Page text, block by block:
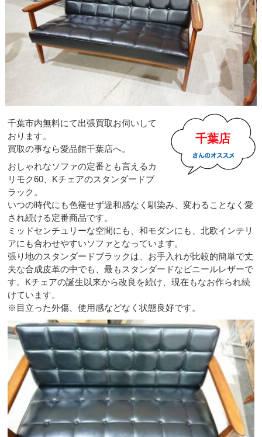
千葉店
千葉市内無料にて出張買取お伺いして
おります。
買取の事なら愛品館千葉店へ。
おしゃれなソファの定番とも言えるカ
リモク60、Kチェアのスタンダードブ
ラック。
いつの時代にも色褪せず違和感なく馴染み、変わることなく愛
され続ける定番商品です。
ミッドセンチュリーな空間にも、和モダンにも、北欧インテリ
アにも合わせやすいソファとなっています。
張り地のスタンダードブラックは、お手入れが比較的簡単で丈
夫な合成皮革の中でも、最もスタンダードなビニールレザーで
す。Kチェアの誕生以来から改良を続け、現在もなお作られ続
けています。
※目立った外傷、使用感などなく状態良好です。